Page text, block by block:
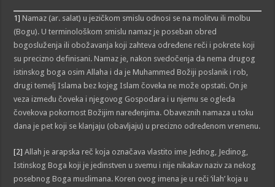
1] Namaz (ar. salat) u jezičkom smislu odnosi se na molitvu ili molbu
(Bogu). U terminološkom smislu namaz je poseban obred
bogosluženja ili obožavanja koji zahteva određene reči i pokrete koji
su precizno definisani. Namaz je, nakon svedočenja da nema drugog
istinskog boga osim Allaha i da je Muhammed Božiji poslanik i rob,
drugi temelj Islama bez kojeg Islam čoveka ne može opstati. On je
veza između čoveka i njegovog Gospodara i u njemu se ogleda
čovekova pokornost Božijim naređenjima. Obaveznih namaza u toku
dana je pet koji se klanjaju (obavljaju) u precizno određenom vremenu.
[2] Allah je arapska reč koja označava vlastito ime Jednog, Jedinog,
Istinskog Boga koji je jedinstven u svemu i nije nikakav naziv za nekog
posebnog Boga muslimana. Koren ovog imena je u reči ‘ilah’ koja u